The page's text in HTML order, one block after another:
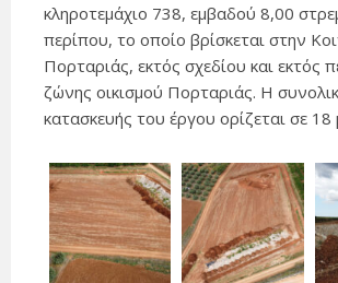
κληροτεμάχιο 738, εμβαδού 8,00
περίπου, το οποίο βρίσκεται στην
Πορταριάς, εκτός σχεδίου και εκτός
ζώνης οικισμού Πορταριάς. Η
κατασκευής του έργου ορίζεται σε 18